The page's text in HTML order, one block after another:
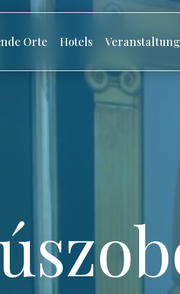
Orte Hotels